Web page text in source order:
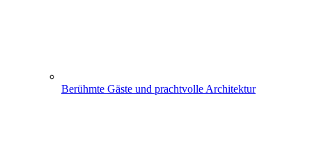
Berühmte Gäste und prachtvolle Architektur